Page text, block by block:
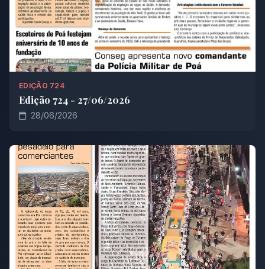
EDIÇÃO 724
Edição 724 - 27/06/2026
28/06/2026